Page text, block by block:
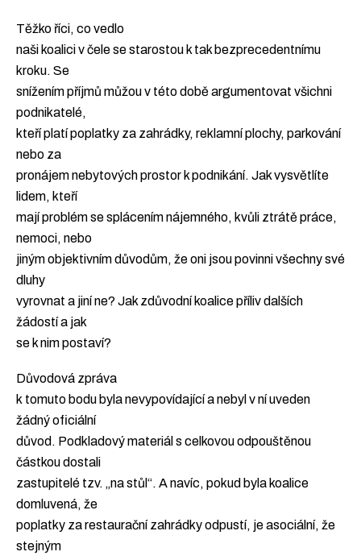
Těžko říci, co vedlo
naši koalici v čele se starostou k tak bezprecedentnímu
kroku. Se
snížením příjmů můžou v této době argumentovat všichni
podnikatelé,
kteří platí poplatky za zahrádky, reklamní plochy, parkování
nebo za
pronájem nebytových prostor k podnikání. Jak vysvětlíte
lidem, kteří
mají problém se splácením nájemného, kvůli ztrátě práce,
nemoci, nebo
jiným objektivním důvodům, že oni jsou povinni všechny své
dluhy
vyrovnat a jiní ne? Jak zdůvodní koalice příliv dalších
žádostí a jak
se k nim postaví?
Důvodová zpráva
k tomuto bodu byla nevypovídající a nebyl v ní uveden
žádný oficiální
důvod. Podkladový materiál s celkovou odpouštěnou
částkou dostali
zastupitelé tzv. „na stůl“. A navíc, pokud byla koalice
domluvená, že
poplatky za restaurační zahrádky odpustí, je asociální, že
stejným